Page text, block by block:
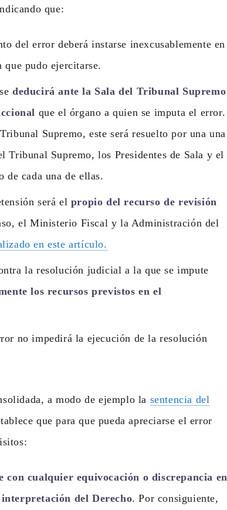
que:
del error deberá instarse inexcusablemente en
pudo ejercitarse.
deducirá ante la Sala del Tribunal Supremo
que el órgano a quien se imputa el error.
Supremo, este será resuelto por una una
Tribunal Supremo, los Presidentes de Sala y el
de cada una de ellas.
será el propio del recurso de revisión
el Ministerio Fiscal y la Administración del
en este artículo.
la resolución judicial a la que se impute
los recursos previstos en el
no impedirá la ejecución de la resolución
a modo de ejemplo la sentencia del
que para que pueda apreciarse el error
con cualquier equivocación o discrepancia en
del Derecho. Por consiguiente,